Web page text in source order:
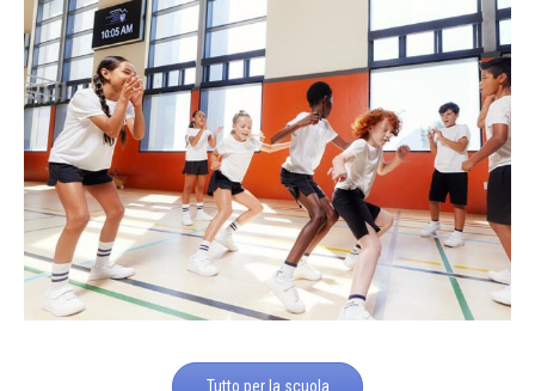
Tutto per la scuola